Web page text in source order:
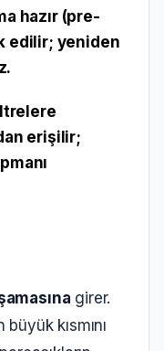
hazır (pre-
edilir; yeniden
erişilir;
girer.
kısmını